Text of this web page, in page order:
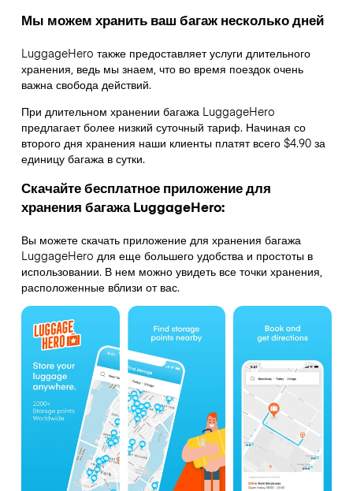
Мы можем хранить ваш багаж несколько дней
LuggageHero также предоставляет услуги длительного
хранения, ведь мы знаем, что во время поездок очень
важна свобода действий.
При длительном хранении багажа LuggageHero
предлагает более низкий суточный тариф. Начиная со
второго дня хранения наши клиенты платят всего $4.90 за
единицу багажа в сутки.
Скачайте бесплатное приложение для
хранения багажа LuggageHero:
Вы можете скачать приложение для хранения багажа
LuggageHero для еще большего удобства и простоты в
использовании. В нем можно увидеть все точки хранения,
расположенные вблизи от вас.